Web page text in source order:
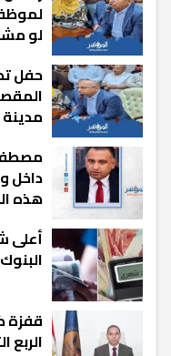
لو
حفل
مدينة
داخل
هذه
أعلى
قفزة
الربع